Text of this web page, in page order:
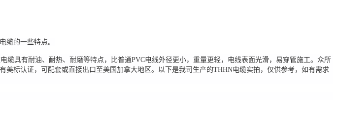
缆的一些特点。
具有耐油、耐热、耐磨等特点，比普通PVC电线外径更小，重量更轻，电线表面光滑，易穿管施工。众所
美标认证，可配套或直接出口至美国加拿大地区。以下是我司生产的THHN电缆实拍，仅供参考，如有需求